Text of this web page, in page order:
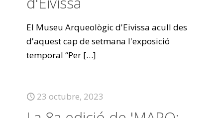
El Museu Arqueològic d'Eivissa acull des
d'aquest cap de setmana l'exposició
temporal “Per […]
23 octubre, 2023